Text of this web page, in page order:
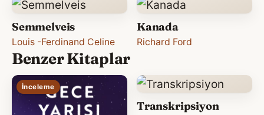
Semmelveis
Louis -Ferdinand Celine
Kanada
Richard Ford
Benzer Kitaplar
İnceleme
Transkripsiyon